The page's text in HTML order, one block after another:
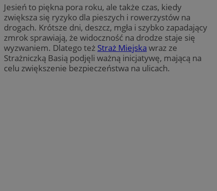
Jesień to piękna pora roku, ale także czas, kiedy
zwiększa się ryzyko dla pieszych i rowerzystów na
drogach. Krótsze dni, deszcz, mgła i szybko zapadający
zmrok sprawiają, że widoczność na drodze staje się
wyzwaniem. Dlatego też Straż Miejska wraz ze
Strażniczką Basią podjęli ważną inicjatywę, mającą na
celu zwiększenie bezpieczeństwa na ulicach.